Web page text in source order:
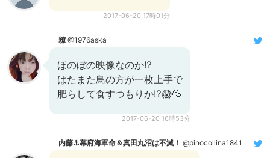
2017-06-20 17時01分
䝤 @1976aska
ほのぼの映像なのか⁉
はたまた鳥の方が一枚上手で
肥らして食すつもりか⁉😱💦
2017-06-20 16時53分
内藤⚓幕府海軍命＆真田丸沼は不滅！ @pinocollina1841